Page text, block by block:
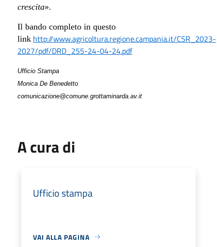
crescita».
Il bando completo in questo
link http://www.agricoltura.regione.campania.it/CSR_2023-
2027/pdf/DRD_255-24-04-24.pdf
Ufficio Stampa
Monica De Benedetto
comunicazione@comune.grottaminarda.av.it
A cura di
Ufficio stampa
VAI ALLA PAGINA